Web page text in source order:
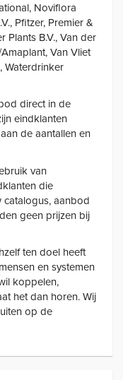
Noviflora
Pfitzer, Premier &
Plants B.V., Van der
Van Vliet
Waterdrinker
direct in de
eindklanten
de aantallen en
van
die
catalogus, aanbod
geen prijzen bij
ten doel heeft
en systemen
koppelen,
het dan horen. Wij
op de